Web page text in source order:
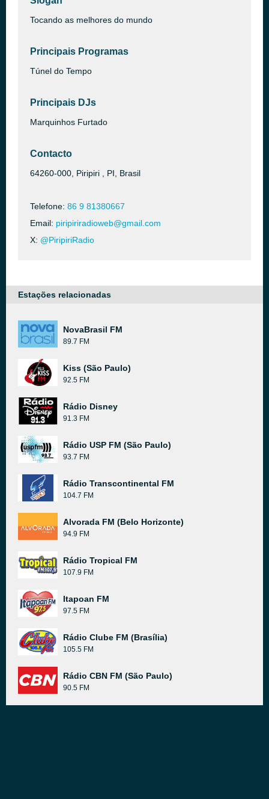
Tocando as melhores do mundo
Principais Programas
Túnel do Tempo
Principais DJs
Marquinhos Furtado
Contacto
64260-000, Piripiri , PI, Brasil
Telefone: 86 9 81380667
Email: piripiriradioweb@gmail.com
X: @PiripiriRadio
Estações relacionadas
NovaBrasil FM
89.7 FM
Kiss (São Paulo)
92.5 FM
Rádio Disney
91.3 FM
Rádio USP FM (São Paulo)
93.7 FM
Rádio Transcontinental FM
104.7 FM
Alvorada FM (Belo Horizonte)
94.9 FM
Rádio Tropical FM
107.9 FM
Itapoan FM
97.5 FM
Rádio Clube FM (Brasília)
105.5 FM
Rádio CBN FM (São Paulo)
90.5 FM